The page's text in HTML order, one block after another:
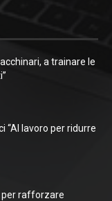
a trainare le
“Al lavoro per ridurre
per rafforzare